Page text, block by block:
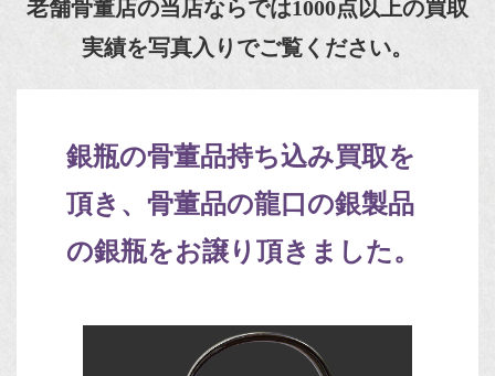
老舗骨董店の当店ならでは1000点以上の買取
実績を写真入りでご覧ください。
銀瓶の骨董品持ち込み買取を
頂き、骨董品の龍口の銀製品
の銀瓶をお譲り頂きました。